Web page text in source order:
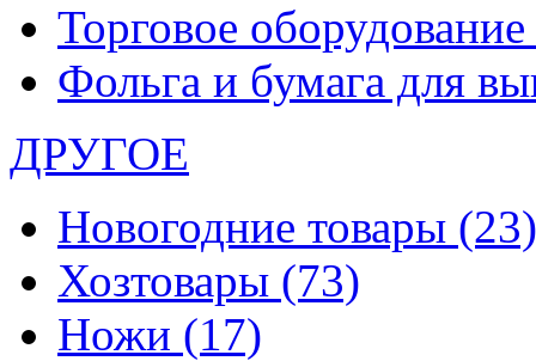
Торговое оборудование
Фольга и бумага для
ДРУГОЕ
Новогодние товары (23)
Хозтовары (73)
Ножи (17)